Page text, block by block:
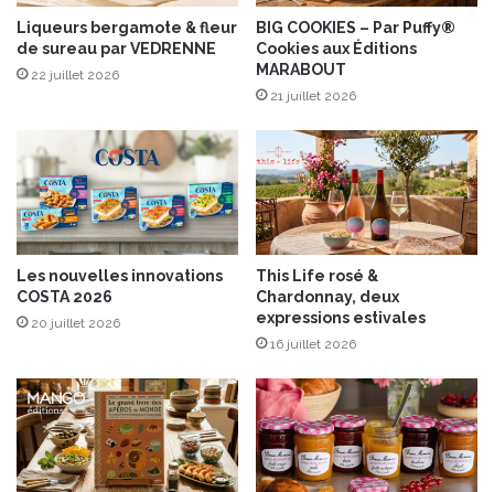
u
n
e
e
l
e
u
r
r
e
à
l
a
s
c
e
T
a
Liqueurs bergamote & fleur
de sureau par VEDRENNE
22 juillet 2026
BIG COOKIES – Par Puffy®
Cookies aux Éditions
MARABOUT
21 juillet 2026
Les nouvelles innovations
COSTA 2026
20 juillet 2026
This Life rosé &
Chardonnay, deux
expressions estivales
16 juillet 2026